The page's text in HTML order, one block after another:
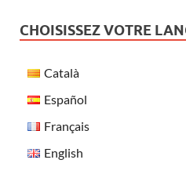
CHOISISSEZ VOTRE
Català
Español
Français
English